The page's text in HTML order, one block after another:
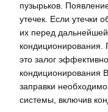
пузырьков.
утечек. Если утечки
их перед
кондиционирования.
это залог
кондиционирования
заправки
системы, включив